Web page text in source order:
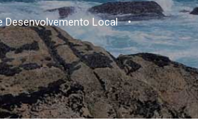
Desenvolvemento Local •